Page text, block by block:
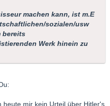
machen kann, ist m.E
sozialen/usw
bereits
Werk hinein zu
mir kein Urteil über Hitler's